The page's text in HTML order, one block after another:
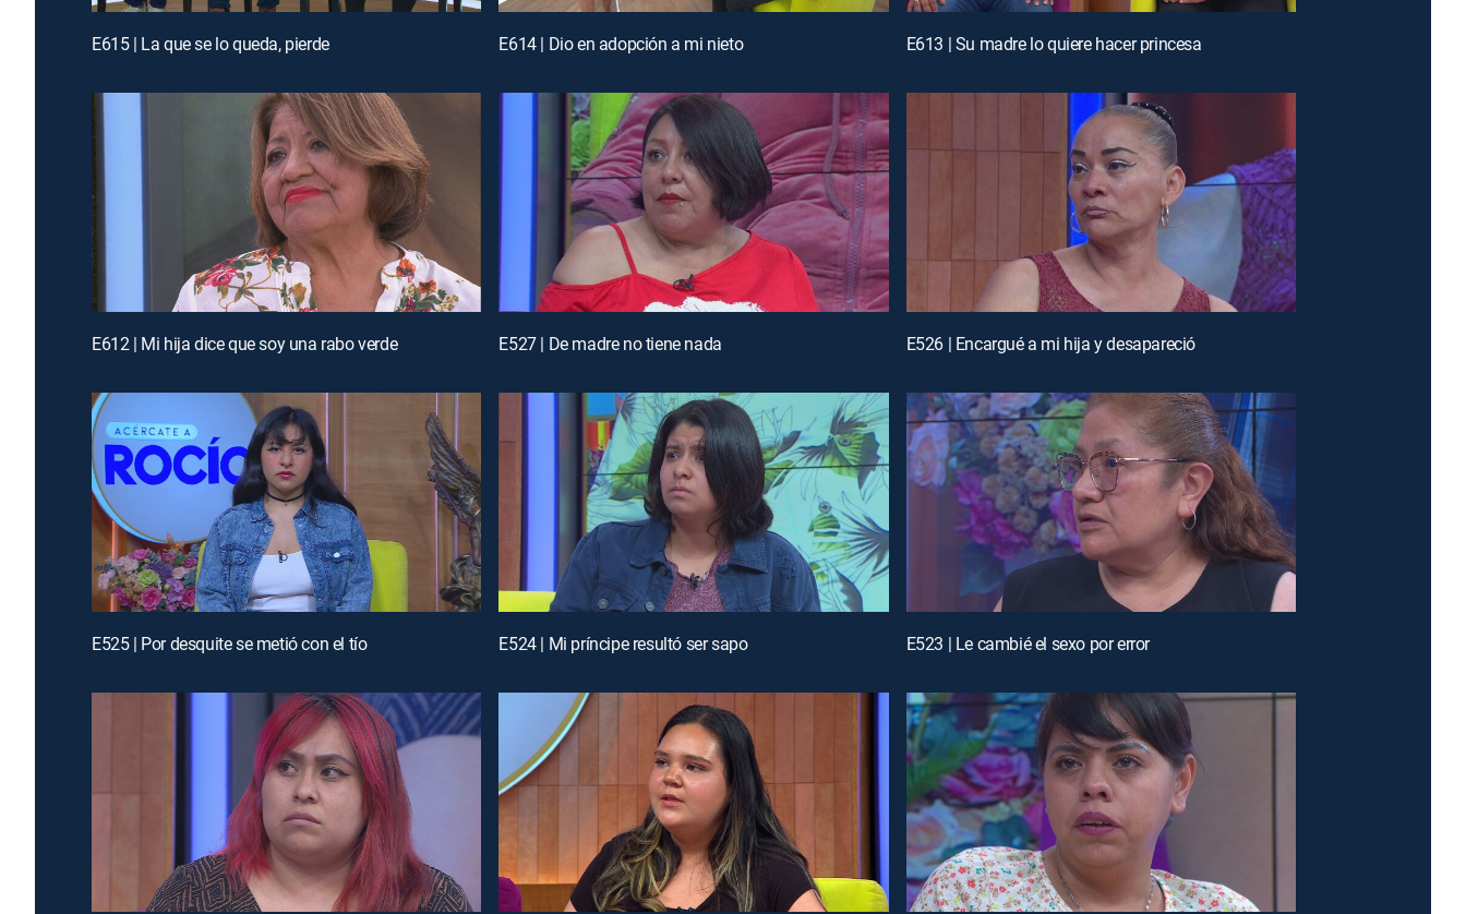
E615 | La que se lo queda, pierde E614 | Dio en adopción a mi nieto E613 | Su madre lo quiere hacer princesa
E612 | Mi hija dice que soy una rabo verde E527 | De madre no tiene nada E526 | Encargué a mi hija y desapareció
E525 | Por desquite se metió con el tío E524 | Mi príncipe resultó ser sapo E523 | Le cambié el sexo por error